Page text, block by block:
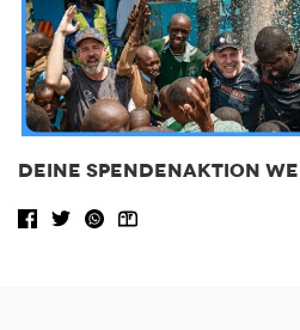
DEINE SPENDENAKTION
Facebook share